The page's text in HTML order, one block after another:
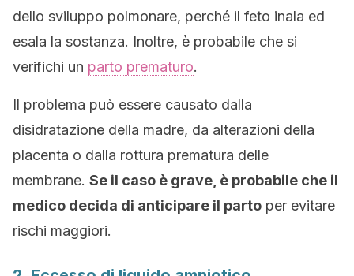
dello sviluppo polmonare, perché il feto inala ed
esala la sostanza. Inoltre, è probabile che si
verifichi un parto prematuro.
Il problema può essere causato dalla
disidratazione della madre, da alterazioni della
placenta o dalla rottura prematura delle
membrane. Se il caso è grave, è probabile che il
medico decida di anticipare il parto per evitare
rischi maggiori.